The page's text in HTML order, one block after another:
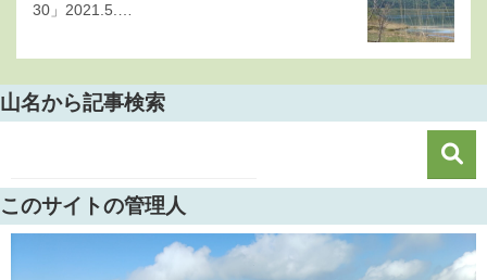
30」2021.5.…
山名から記事検索
このサイトの管理人